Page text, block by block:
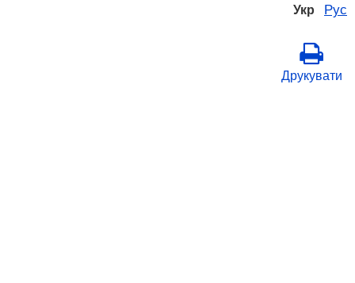
Укр Рус
Друкувати